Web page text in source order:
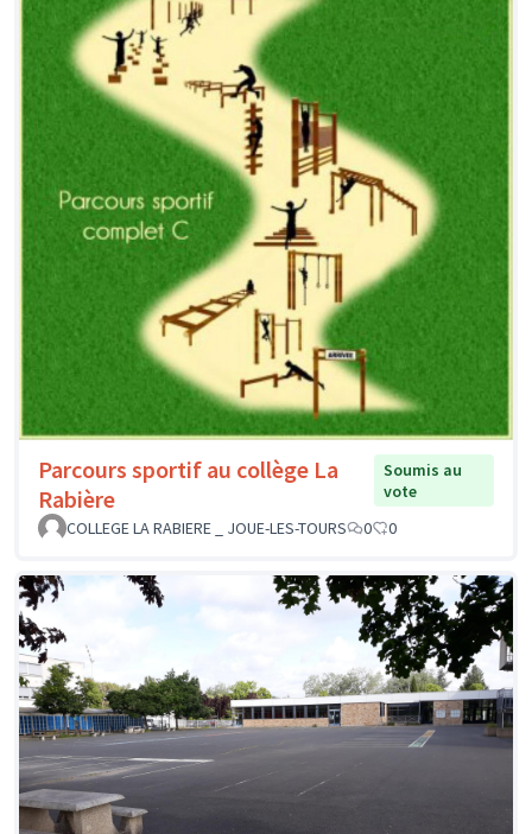
Parcours sportif au collège La
Rabière
Soumis au
vote
COLLEGE LA RABIERE _ JOUE-LES-TOURS
0 0